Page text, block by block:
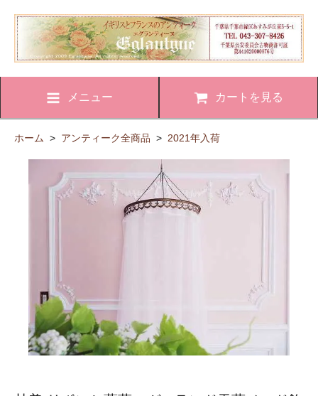
メニュー カートを見る
ホーム > アンティーク全商品 > 2021年入荷